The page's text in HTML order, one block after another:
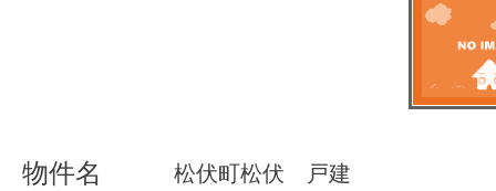
物件名 松伏町松伏 戸建